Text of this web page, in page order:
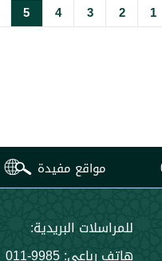
1
2
3
4
5
مواقع مفيدة
للمراسلات البريدية:
هاتف رباعي: 9985-011